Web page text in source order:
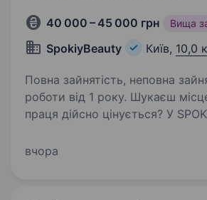
40 000 – 45 000 грн Вища
SpokiyBeauty Київ, 10,0
Повна зайнятість, неповна
роботи від 1 року. Шукаєш місце, де твоя
праця дійсно цінується? У SPOKIЙ Beauty
ми створюємо умови, в яких
вчора